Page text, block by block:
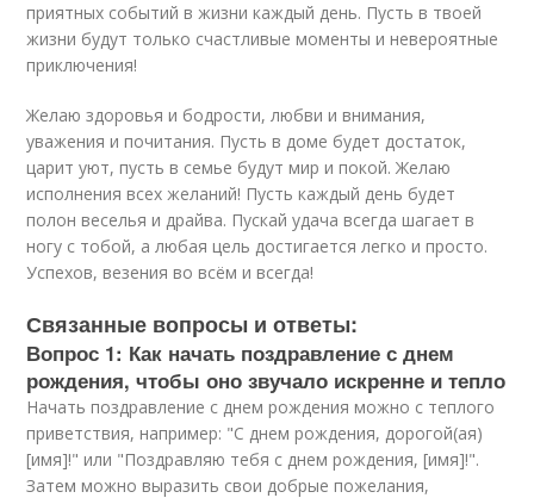
приятных событий в жизни каждый день. Пусть в твоей
жизни будут только счастливые моменты и невероятные
приключения!
Желаю здоровья и бодрости, любви и внимания,
уважения и почитания. Пусть в доме будет достаток,
царит уют, пусть в семье будут мир и покой. Желаю
исполнения всех желаний! Пусть каждый день будет
полон веселья и драйва. Пускай удача всегда шагает в
ногу с тобой, а любая цель достигается легко и просто.
Успехов, везения во всём и всегда!
Связанные вопросы и ответы:
Вопрос 1: Как начать поздравление с днем
рождения, чтобы оно звучало искренне и тепло
Начать поздравление с днем рождения можно с теплого
приветствия, например: "С днем рождения, дорогой(ая)
[имя]!" или "Поздравляю тебя с днем рождения, [имя]!".
Затем можно выразить свои добрые пожелания,